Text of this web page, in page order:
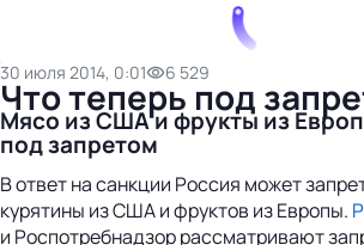
30 июля 2014, 0:01 6 529
Что теперь под
Мясо из США и фрукты из
под запретом
В ответ на санкции Россия может
курятины из США и фруктов из Европы.
и Роспотребнадзор рассматривают